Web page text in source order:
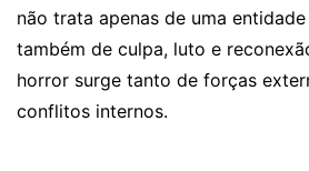
não trata apenas de uma
também de culpa, luto e
horror surge tanto de forças
conflitos internos.